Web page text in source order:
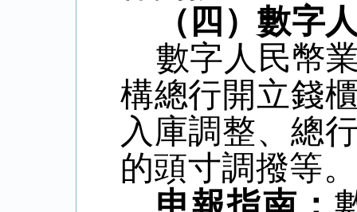
（四）數字
數字人民幣
構總行開立錢
入庫調整、總
的頭寸調撥等。